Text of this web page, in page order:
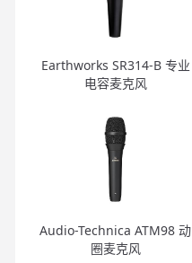
Earthworks SR314-B 专业
电容麦克风
Audio-Technica ATM98 动
圈麦克风